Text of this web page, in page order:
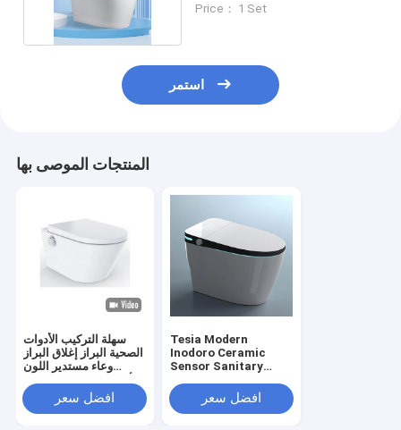
Price： 1 Set
استمر
المنتجات الموصى بها
سهلة التركيب الأدوات
الصحية البراز إغلاق البراز
وعاء مستدير اللون
افضل سعر
Tesia Modern
Inodoro Ceramic
Sensor Sanitary
Floor Mounted
Smart Toilet For
افضل سعر